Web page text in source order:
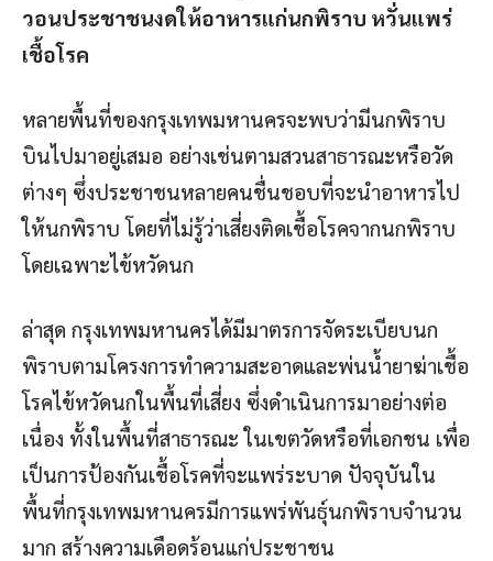
วอนประชาชนงดให้อาหารแก่นกพิราบ หวั่นแพร่
เชื้อโรค
หลายพื้นที่ของกรุงเทพมหานครจะพบว่ามีนกพิราบ
บินไปมาอยู่เสมอ อย่างเช่นตามสวนสาธารณะหรือวัด
ต่างๆ ซึ่งประชาชนหลายคนชื่นชอบที่จะนำอาหารไป
ให้นกพิราบ โดยที่ไม่รู้ว่าเสี่ยงติดเชื้อโรคจากนกพิราบ
โดยเฉพาะไข้หวัดนก
ล่าสุด กรุงเทพมหานครได้มีมาตรการจัดระเบียบนก
พิราบตามโครงการทำความสะอาดและพ่นน้ำยาฆ่าเชื้อ
โรคไข้หวัดนกในพื้นที่เสี่ยง ซึ่งดำเนินการมาอย่างต่อ
เนื่อง ทั้งในพื้นที่สาธารณะ ในเขตวัดหรือที่เอกชน เพื่อ
เป็นการป้องกันเชื้อโรคที่จะแพร่ระบาด ปัจจุบันใน
พื้นที่กรุงเทพมหานครมีการแพร่พันธุ์นกพิราบจำนวน
มาก สร้างความเดือดร้อนแก่ประชาชน